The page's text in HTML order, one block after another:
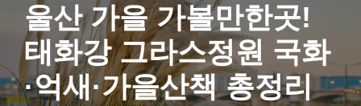
울산 가을 가볼만한곳!
태화강 그라스정원 국화
·억새·가을산책 총정리